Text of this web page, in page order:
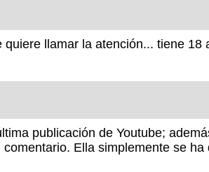
llamar la atención... tiene 18
publicación de Youtube;
Ella simplemente se